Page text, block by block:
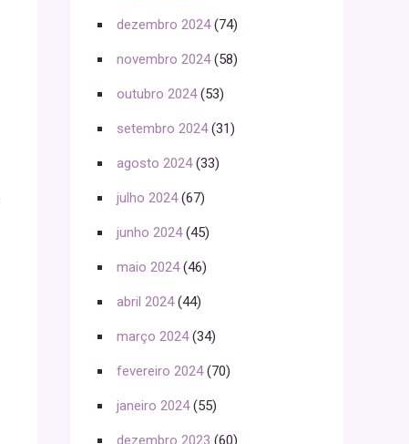
dezembro 2024(74)
novembro 2024(58)
outubro 2024(53)
setembro 2024(31)
agosto 2024(33)
julho 2024(67)
junho 2024(45)
maio 2024(46)
abril 2024(44)
março 2024(34)
fevereiro 2024(70)
janeiro 2024(55)
dezembro 2023 (60)